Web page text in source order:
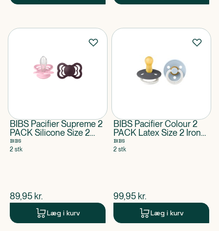
BIBS Pacifier Supreme 2
PACK Silicone Size 2
Baby Pink/Plum
BIBS
2 stk
$nuværende pris
89,95 kr.
Læg i kurv
BIBS Pacifier Colour 2
PACK Latex Size 2 Iron
GLOW/Baby Blue GLOW
BIBS
2 stk
$nuværende pris
99,95 kr.
Læg i kurv